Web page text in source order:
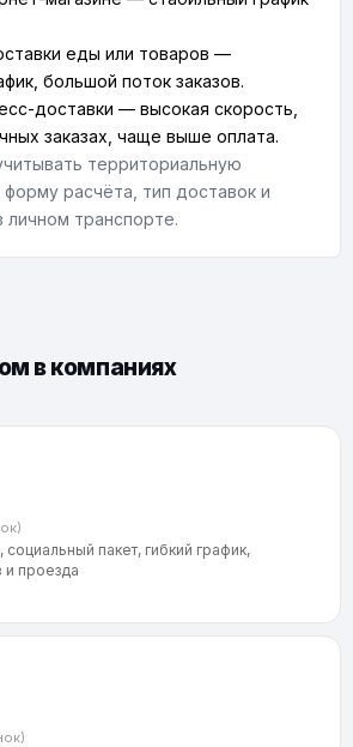
еды или товаров —
большой поток заказов.
доставки — высокая скорость,
заказах, чаще выше оплата.
территориальную
форму расчёта, тип доставок и
транспорте.
в компаниях
пакет, гибкий график,
проезда